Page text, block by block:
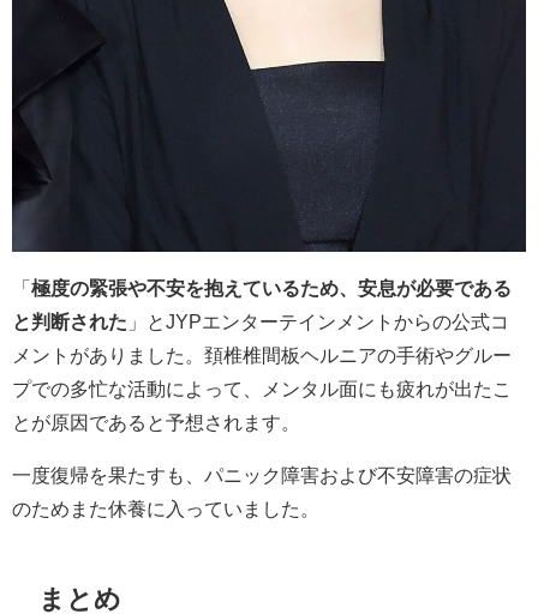
「 極度の緊張や不安を抱えているため、安息が必要である
と判断された 」とJYPエンターテインメントからの公式コ
メントがありました。頚椎椎間板ヘルニアの手術やグルー
プでの多忙な活動によって、メンタル面にも疲れが出たこ
とが原因であると予想されます。
一度復帰を果たすも、パニック障害および不安障害の症状
のためまた休養に入っていました。
まとめ